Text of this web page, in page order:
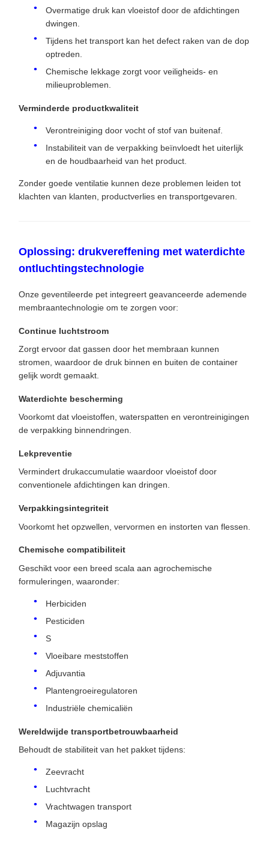
Overmatige druk kan vloeistof door de afdichtingen
dwingen.
Tijdens het transport kan het defect raken van de dop
optreden.
Chemische lekkage zorgt voor veiligheids- en
milieuproblemen.
Verminderde productkwaliteit
Verontreiniging door vocht of stof van buitenaf.
Instabiliteit van de verpakking beïnvloedt het uiterlijk
en de houdbaarheid van het product.
Zonder goede ventilatie kunnen deze problemen leiden tot
klachten van klanten, productverlies en transportgevaren.
Oplossing: drukvereffening met waterdichte
ontluchtingstechnologie
Onze geventileerde pet integreert geavanceerde ademende
membraantechnologie om te zorgen voor:
Continue luchtstroom
Zorgt ervoor dat gassen door het membraan kunnen
stromen, waardoor de druk binnen en buiten de container
gelijk wordt gemaakt.
Waterdichte bescherming
Voorkomt dat vloeistoffen, waterspatten en verontreinigingen
de verpakking binnendringen.
Lekpreventie
Vermindert drukaccumulatie waardoor vloeistof door
conventionele afdichtingen kan dringen.
Verpakkingsintegriteit
Voorkomt het opzwellen, vervormen en instorten van flessen.
Chemische compatibiliteit
Geschikt voor een breed scala aan agrochemische
formuleringen, waaronder:
Herbiciden
Pesticiden
S
Vloeibare meststoffen
Adjuvantia
Plantengroeiregulatoren
Industriële chemicaliën
Wereldwijde transportbetrouwbaarheid
Behoudt de stabiliteit van het pakket tijdens:
Zeevracht
Luchtvracht
Vrachtwagen transport
Magazijn opslag